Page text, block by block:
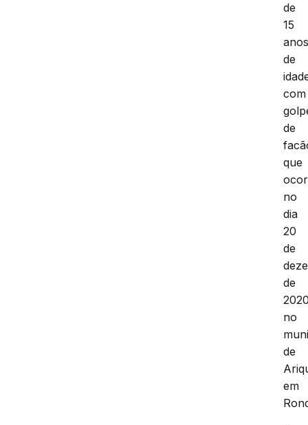
de
15
de
com
de
que
no
dia
20
de
de
no
de
em